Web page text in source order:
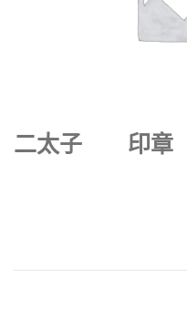
二太子 印章